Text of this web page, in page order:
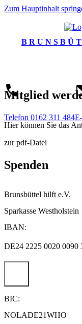
Zum Hauptinhalt
Telefon 0162 311 484
Mitglied
Hier können Sie das
zur pdf-Datei
Spenden
Brunsbüttel hilft e.V.
Sparkasse Westholstein
IBAN:
DE24 2225 0020 0090
BIC:
NOLADE21WHO